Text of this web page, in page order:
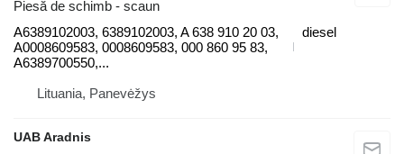
Piesă de schimb - scaun
A6389102003, 6389102003, A 638 910 20 03,
A0008609583, 0008609583, 000 860 95 83,
A6389700550,...
diesel
Lituania, Panevėžys
UAB Aradnis